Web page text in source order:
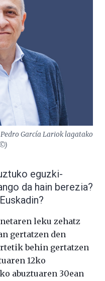
García Lariok lagatako
eguzki-
da hain berezia?
leku zehatz
gertatzen den
behin gertatzen
12ko
abuztuaren 30ean